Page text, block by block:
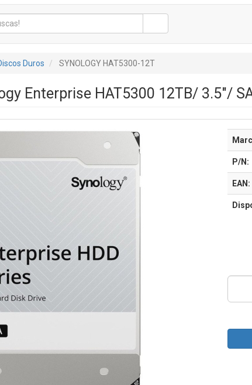
Duros SYNOLOGY HAT5300-12T
Enterprise HAT5300 12TB/ 3.5"/
P/N:
EAN: